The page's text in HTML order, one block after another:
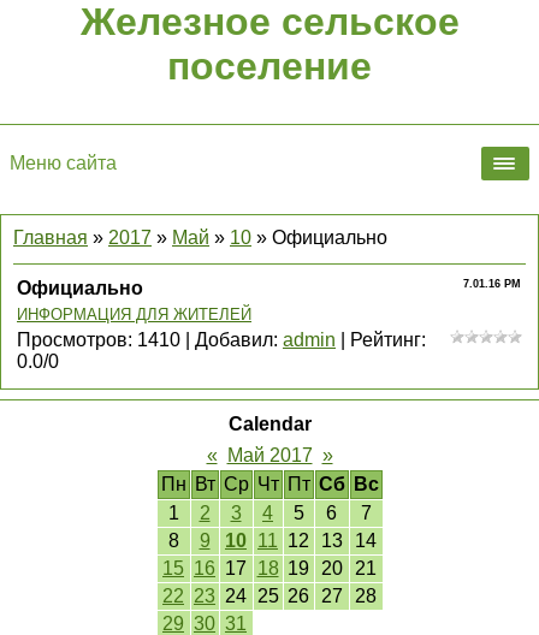
Железное сельское
поселение
Меню сайта
Главная » 2017 » Май » 10 » Официально
7.01.16 PM
Официально
ИНФОРМАЦИЯ ДЛЯ ЖИТЕЛЕЙ
Просмотров: 1410 Добавил: admin Рейтинг:
0.0/0
Calendar
«
Май 2017 »
Пн Вт Ср Чт Пт Сб
Вс
1
2 3 4 5 6
7
8
9 10 11 12 13
14
15 16 17 18 19 20
21
22 23 24 25 26 27
28
29 30 31